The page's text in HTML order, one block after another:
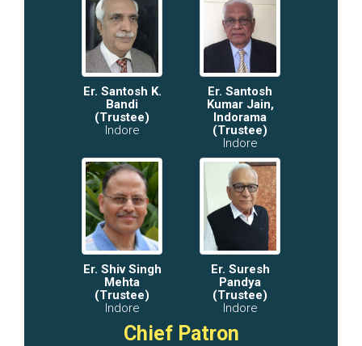
Er. Santosh K.
Bandi
(Trustee)
Indore
Er. Santosh
Kumar Jain,
Indorama
(Trustee)
Indore
Er. Shiv Singh
Mehta
(Trustee)
Indore
Er. Suresh
Pandya
(Trustee)
Indore
Chief Patron